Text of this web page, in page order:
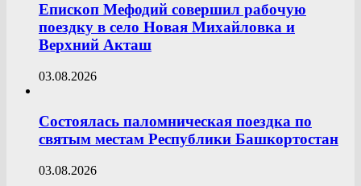
Епископ Мефодий совершил рабочую
поездку в село Новая Михайловка и
Верхний Акташ
03.08.2026
Состоялась паломническая поездка по
святым местам Республики Башкортостан
03.08.2026